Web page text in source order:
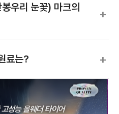
우리 눈꽃) 마크의
+
료는? +
차이는?